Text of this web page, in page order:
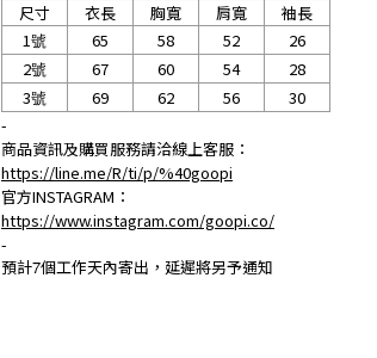
尺寸
衣長 胸寬 肩寬
袖長
1號 65 58 52
26
2號 67 60 54
28
3號 69 62 56
30
-
商品資訊及購買服務請洽線上客服：
https://line.me/R/ti/p/%40goopi
官方INSTAGRAM：
https://www.instagram.com/goopi.co/
-
預計7個工作天內寄出，延遲將另予通知